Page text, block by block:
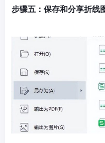
步骤五：保存和分享折线